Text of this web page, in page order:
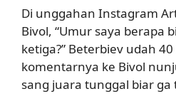
Di unggahan Instagram
Bivol, “Umur saya berapa
ketiga?” Beterbiev udah
komentarnya ke Bivol
sang juara tunggal biar